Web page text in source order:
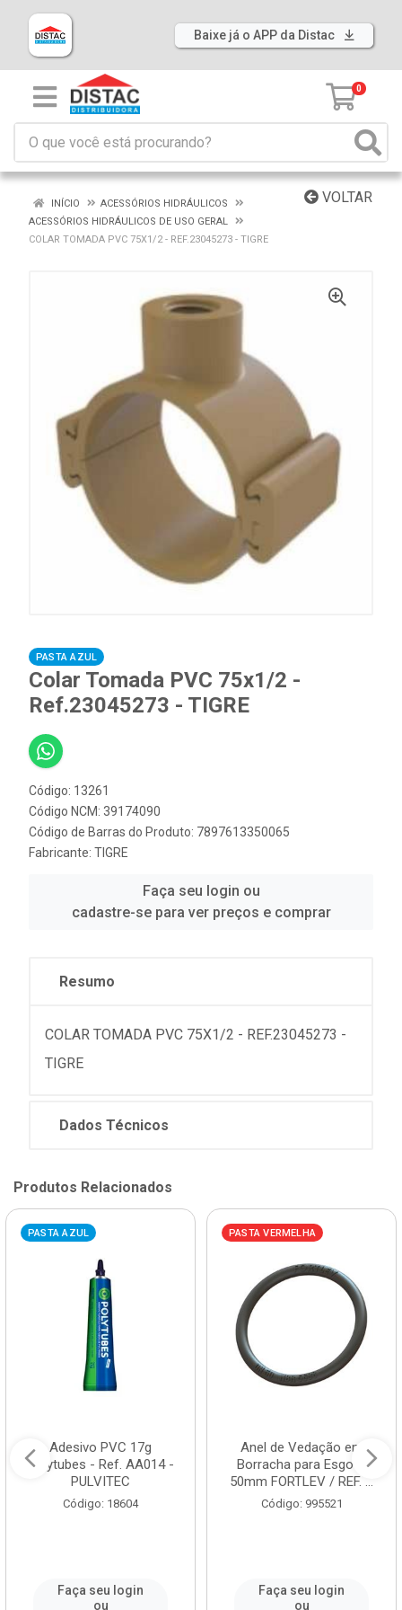
Baixe já o APP da Distac
0
VOLTAR
INÍCIO
ACESSÓRIOS HIDRÁULICOS
ACESSÓRIOS HIDRÁULICOS DE USO GERAL
COLAR TOMADA PVC 75X1/2 - REF.23045273 - TIGRE
PASTA AZUL
Colar Tomada PVC 75x1/2 -
Ref.23045273 - TIGRE
Código: 13261
Código NCM: 39174090
Código de Barras do Produto: 7897613350065
Fabricante: TIGRE
Faça seu login ou
cadastre-se para ver preços e comprar
Resumo
COLAR TOMADA PVC 75X1/2 - REF.23045273 -
TIGRE
Dados Técnicos
Produtos Relacionados
PASTA AZUL
Adesivo PVC 17g
Polytubes - Ref. AA014 -
PULVITEC
Código: 18604
Faça seu login
ou
PASTA VERMELHA
Anel de Vedação em
Borracha para Esgoto
50mm FORTLEV / REF. ...
Código: 995521
Faça seu login
ou